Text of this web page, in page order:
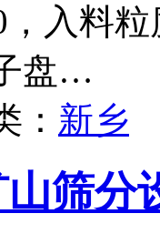
，入料
盘…
： 新乡
筛分